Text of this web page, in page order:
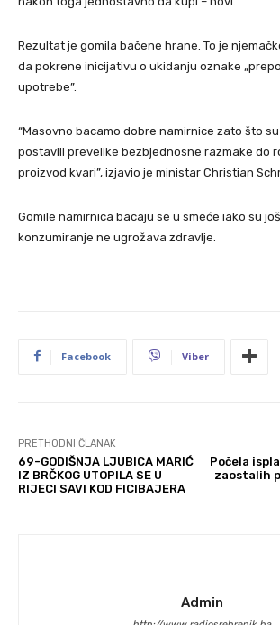
Rezultat je gomila bačene hrane. To je
da pokrene inicijativu o ukidanju oznake
upotrebe”.
“Masovno bacamo dobre namirnice zato što
postavili prevelike bezbjednosne razmake do
proizvod kvari”, izjavio je ministar Christian
Gomile namirnica bacaju se u smeće iako su
konzumiranje ne ugrožava zdravlje.
Facebook Viber
PRETHODNI ČLANAK
69-GODIŠNJA LJUBICA MARIĆ
IZ BRČKOG UTOPILA SE U
RIJECI SAVI KOD FICIBAJERA
Počela
zaostalih
Admin